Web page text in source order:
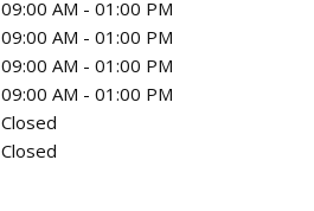
09:00 AM - 01:00 PM
09:00 AM - 01:00 PM
09:00 AM - 01:00 PM
09:00 AM - 01:00 PM
Closed
Closed